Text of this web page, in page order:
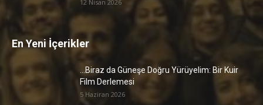
12 Nisan 2026
En Yeni İçerikler
…Biraz da Güneşe Doğru Yürüyelim: Bir Kuir
Film Derlemesi
5 Haziran 2026